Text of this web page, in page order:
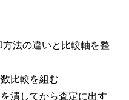
法の違いと比較軸を整
比較を組む
潰してから査定に出す